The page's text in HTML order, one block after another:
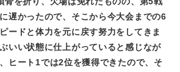
遅かったので、そこから今大会までの6
ードと体力を元に戻す努力をしてきま
いい状態に仕上がっていると感じなが
ヒート1では2位を獲得できたので、そ